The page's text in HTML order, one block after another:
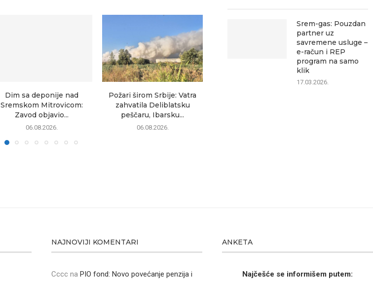
Dim sa deponije nad
Sremskom Mitrovicom:
Zavod objavio...
06.08.2026.
Požari širom Srbije: Vatra
zahvatila Deliblatsku
peščaru, Ibarsku...
06.08.2026.
Srem-gas: Pouzdan
partner uz
savremene usluge –
e-račun i REP
program na samo
klik
17.03.2026.
NAJNOVIJI KOMENTARI
Cccc naPIO fond: Novo povećanje penzija i
ANKETA
Najčešće se informišem putem: